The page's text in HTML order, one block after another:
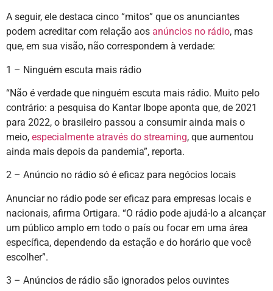
A seguir, ele destaca cinco “mitos” que os anunciantes
podem acreditar com relação aos anúncios no rádio, mas
que, em sua visão, não correspondem à verdade:
1 – Ninguém escuta mais rádio
“Não é verdade que ninguém escuta mais rádio. Muito pelo
contrário: a pesquisa do Kantar Ibope aponta que, de 2021
para 2022, o brasileiro passou a consumir ainda mais o
meio, especialmente através do streaming, que aumentou
ainda mais depois da pandemia”, reporta.
2 – Anúncio no rádio só é eficaz para negócios locais
Anunciar no rádio pode ser eficaz para empresas locais e
nacionais, afirma Ortigara. “O rádio pode ajudá-lo a alcançar
um público amplo em todo o país ou focar em uma área
específica, dependendo da estação e do horário que você
escolher”.
3 – Anúncios de rádio são ignorados pelos ouvintes